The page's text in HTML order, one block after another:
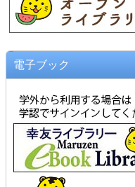
電子ブック